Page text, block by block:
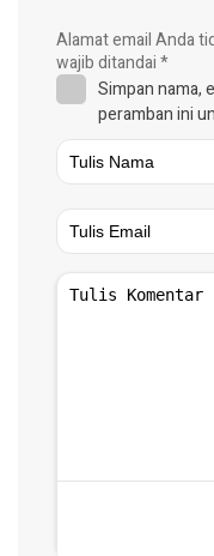
Alamat email Anda
wajib ditandai*
Simpan nama,
peramban ini